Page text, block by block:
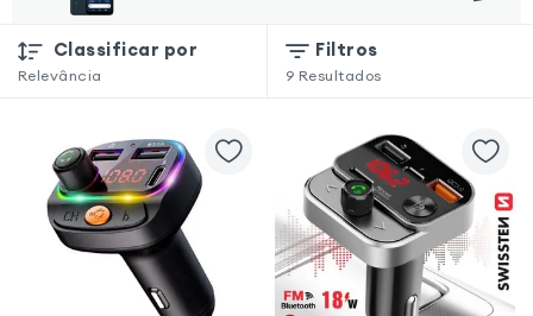
Classificar por
Relevância
Filtros
9 Resultados